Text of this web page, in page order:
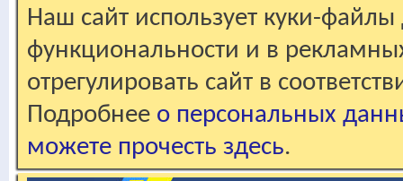
Наш сайт использует куки-файлы
функциональности и в
отрегулировать сайт в
Подробнее о персональных
можете прочесть здесь.